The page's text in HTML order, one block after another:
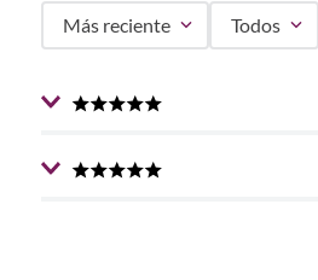
Más reciente Todos
Un bonito estuche con colores